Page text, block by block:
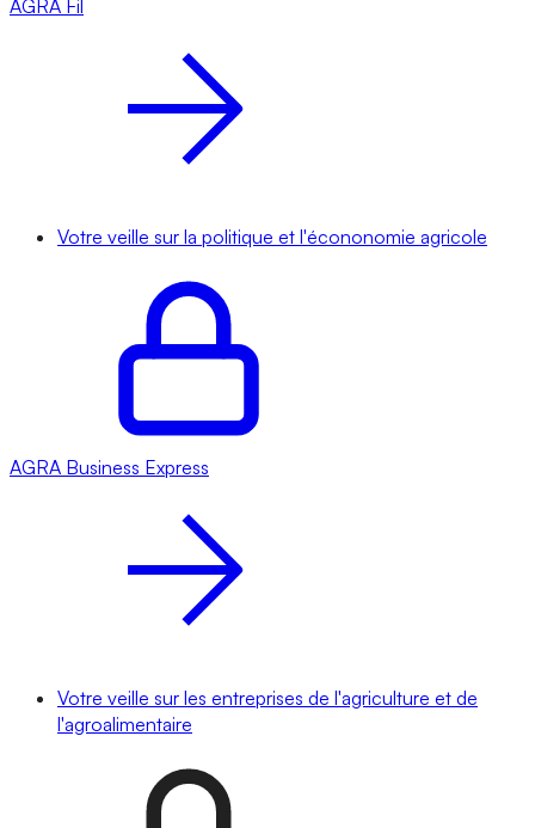
AGRA Fil
Votre veille sur la politique et l'écononomie agricole
AGRA Business Express
Votre veille sur les entreprises de l'agriculture et de
l'agroalimentaire